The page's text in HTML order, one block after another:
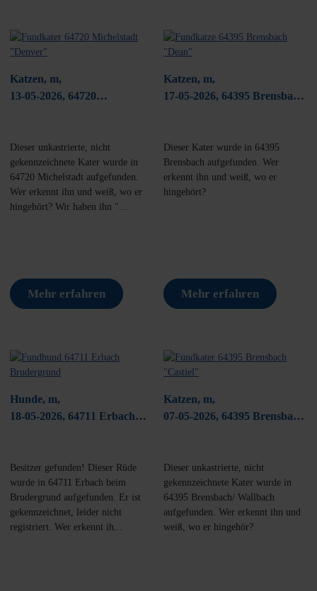
Katzen, m,
13-05-2026, 64720
Dieser unkastrierte, nicht
gekennzeichnete Kater wurde in
64720 Michelstadt aufgefunden.
Wer erkennt ihn und weiß, wo er
hingehört? Wir haben ihn "...
Mehr erfahren
Katzen, m,
17-05-2026, 64395 Brensbach/
Dieser Kater wurde in 64395
Brensbach aufgefunden. Wer
erkennt ihn und weiß, wo er
hingehört?
Mehr erfahren
Hunde, m,
18-05-2026, 64711 Erbach
Besitzer gefunden! Dieser Rüde
wurde in 64711 Erbach beim
Brudergrund aufgefunden. Er ist
gekennzeichnet, leider nicht
registriert. Wer erkennt ih...
Katzen, m,
07-05-2026, 64395 Brensbach/
Dieser unkastrierte, nicht
gekennzeichnete Kater wurde in
64395 Brensbach/ Wallbach
aufgefunden. Wer erkennt ihn und
weiß, wo er hingehör?